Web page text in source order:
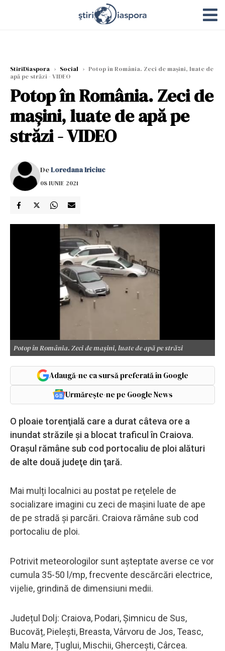
StiriDiaspora › Social › Potop în România. Zeci de maşini, luate de
apă pe străzi - VIDEO
Potop în România. Zeci de
maşini, luate de apă pe
străzi - VIDEO
DeLoredana Iriciuc
08 IUNIE 2021
Potop în România. Zeci de maşini, luate de apă pe străzi
Adaugă-ne ca sursă preferată în Google
Urmărește-ne pe Google News
O ploaie torenţială care a durat câteva ore a
inundat străzile şi a blocat traficul în Craiova.
Oraşul rămâne sub cod portocaliu de ploi alături
de alte două judeţe din ţară.
Mai mulți localnici au postat pe reţelele de
socializare imagini cu zeci de maşini luate de ape
de pe stradă şi parcări. Craiova rămâne sub cod
portocaliu de ploi.
Potrivit meteorologilor sunt așteptate averse ce vor
cumula 35-50 l/mp, frecvente descărcări electrice,
vijelie, grindină de dimensiuni medii.
Județul Dolj: Craiova, Podari, Șimnicu de Sus,
Bucovăț, Pielești, Breasta, Vârvoru de Jos, Teasc,
Malu Mare, Țuglui, Mischii, Ghercești, Cârcea.